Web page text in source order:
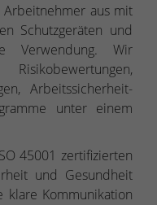
aus mit
Schutzgeräten und
Verwendung. Wir
Arbeitssicherheit-
unter einem
45001 zertifizierten
und Gesundheit
Kommunikation